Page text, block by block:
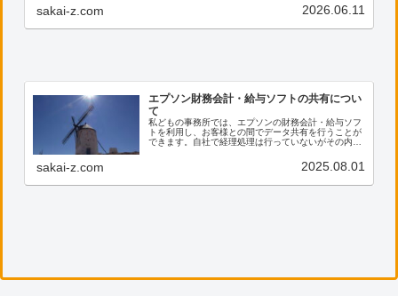
わせより、「松山藤原塾アーカイブ（録画）の...
sakai-z.com 2026.06.11
エプソン財務会計・給与ソフトの共有につい
て
私どもの事務所では、エプソンの財務会計・給与ソフ
トを利用し、お客様との間でデータ共有を行うことが
できます。自社で経理処理は行っていないがその内容
望がございましたら、ぜひ私共までご連絡ください。
sakai-z.com 2025.08.01